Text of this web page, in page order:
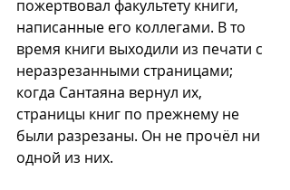
пожертвовал факультету книги,
написанные его коллегами. В то
время книги выходили из печати с
неразрезанными страницами;
когда Сантаяна вернул их,
страницы книг по прежнему не
были разрезаны. Он не прочёл ни
одной из них.